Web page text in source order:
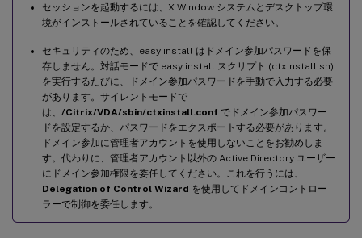
セッションを起動するには、X Window システムとデスクトップ環
境がインストールされていることを確認してください。
セキュリティのため、easy install はドメイン参加パスワードを保
存しません。対話モードで easy install スクリプト (ctxinstall.sh)
を実行するたびに、ドメイン参加パスワードを手動で入力する必要
があります。サイレントモードで
は、 /Citrix/VDA/sbin/ctxinstall.conf でドメイン参加パスワー
ドを設定するか、パスワードをエクスポートする必要があります。
ドメイン参加に管理者アカウントを使用しないことをお勧めしま
す。代わりに、管理者アカウント以外の Active Directory ユーザー
にドメイン参加権限を委任してください。これを行うには、
Delegation of Control Wizard を使用してドメインコントロー
ラーで制御を委任します。